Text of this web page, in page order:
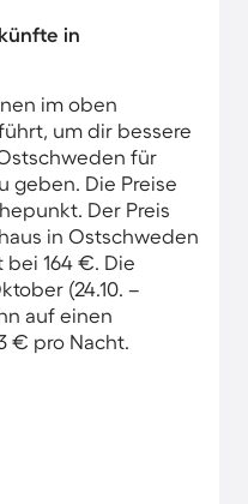
in
im oben
um dir bessere
für
geben. Die Preise
Der Preis
in Ostschweden
164 €. Die
(24.10. –
auf einen
€ pro Nacht.